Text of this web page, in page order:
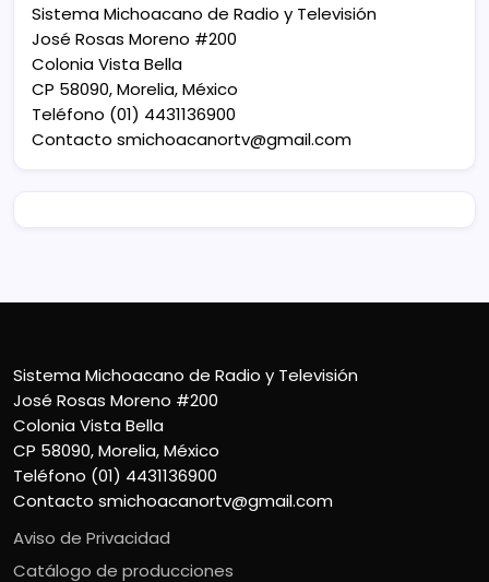
Sistema Michoacano de Radio y Televisión
José Rosas Moreno #200
Colonia Vista Bella
CP 58090, Morelia, México
Teléfono (01) 4431136900
Contacto smichoacanortv@gmail.com
Sistema Michoacano de Radio y Televisión
José Rosas Moreno #200
Colonia Vista Bella
CP 58090, Morelia, México
Teléfono (01) 4431136900
Contacto smichoacanortv@gmail.com
Aviso de Privacidad
Catálogo de producciones